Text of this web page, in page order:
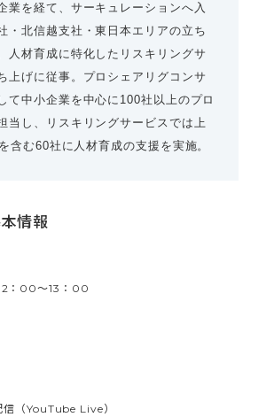
業を経て、サーキュレーションへ入
・北信越支社・東日本エリアの立ち
人材育成に特化したリスキリングサ
上げに従事。プロシェアリグコンサ
て中小企業を中心に100社以上のプロ
当し、リスキリングサービスでは上
含む60社に人材育成の支援を実施。
情報
：00〜13：00
（YouTube Live）